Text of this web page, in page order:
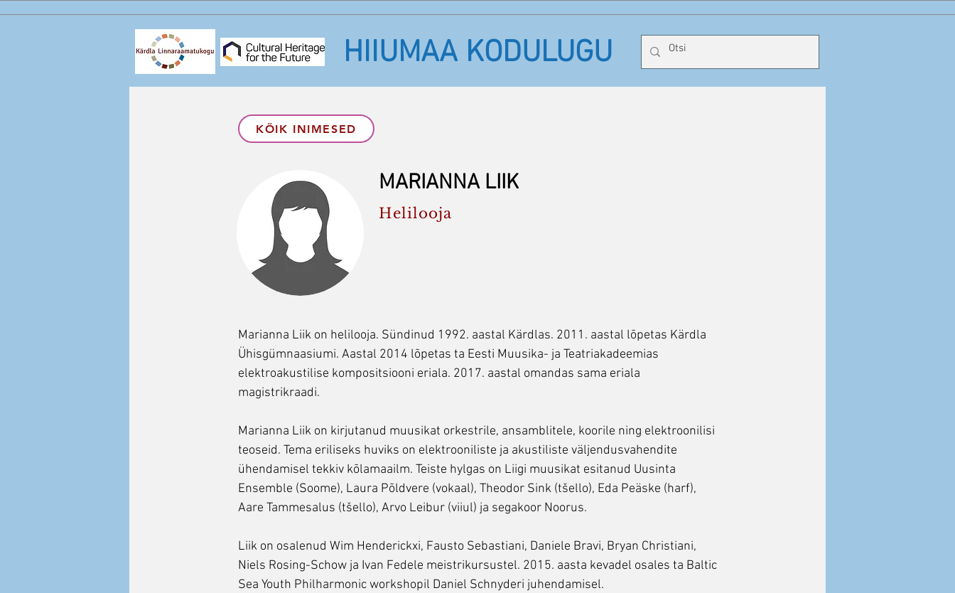
HIIUMAA KODULUGU
KÕIK INIMESED
MARIANNA LIIK
Helilooja
Marianna Liik on helilooja. Sündinud 1992. aastal Kärdlas. 2011. aastal lõpetas Kärdla
Ühisgümnaasiumi. Aastal 2014 lõpetas ta Eesti Muusika- ja Teatriakadeemias
elektroakustilise kompositsiooni eriala. 2017. aastal omandas sama eriala
magistrikraadi.
Marianna Liik on kirjutanud muusikat orkestrile, ansamblitele, koorile ning elektroonilisi
teoseid. Tema eriliseks huviks on elektrooniliste ja akustiliste väljendusvahendite
ühendamisel tekkiv kõlamaailm. Teiste hylgas on Liigi muusikat esitanud Uusinta
Ensemble (Soome), Laura Põldvere (vokaal), Theodor Sink (tšello), Eda Peäske (harf),
Aare Tammesalus (tšello), Arvo Leibur (viiul) ja segakoor Noorus.
Liik on osalenud Wim Henderickxi, Fausto Sebastiani, Daniele Bravi, Bryan Christiani,
Niels Rosing-Schow ja Ivan Fedele meistrikursustel. 2015. aasta kevadel osales ta Baltic
Sea Youth Philharmonic workshopil Daniel Schnyderi juhendamisel.